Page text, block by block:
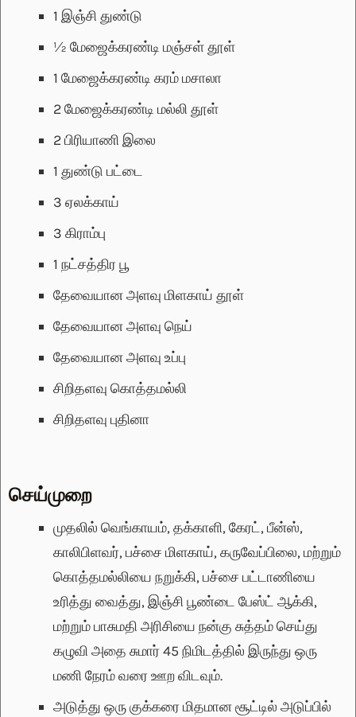
1 இஞ்சி துண்டு
½ மேஜைக்கரண்டி மஞ்சள் தூள்
1 மேஜைக்கரண்டி கரம் மசாலா
2மேஜைக்கரண்டி மல்லி தூள்
2பிரியாணி இலை
1 துண்டு பட்டை
3 ஏலக்காய்
3 கிராம்பு
1 நட்சத்திர பூ
தேவையான அளவு மிளகாய் தூள்
தேவையான அளவு நெய்
தேவையான அளவு உப்பு
சிறிதளவு கொத்தமல்லி
சிறிதளவு புதினா
செய்முறை
முதலில் வெங்காயம், தக்காளி, கேரட், பீன்ஸ்,
காலிபிளவர், பச்சை மிளகாய், கருவேப்பிலை, மற்றும்
கொத்தமல்லியை நறுக்கி, பச்சை பட்டாணியை
உரித்து வைத்து, இஞ்சி பூண்டை பேஸ்ட் ஆக்கி,
மற்றும் பாசுமதி அரிசியை நன்கு சுத்தம் செய்து
கழுவி அதை சுமார் 45 நிமிடத்தில் இருந்து ஒரு
மணி நேரம் வரை ஊற விடவும்.
அடுத்து ஒரு குக்கரை மிதமான சூட்டில் அடுப்பில்